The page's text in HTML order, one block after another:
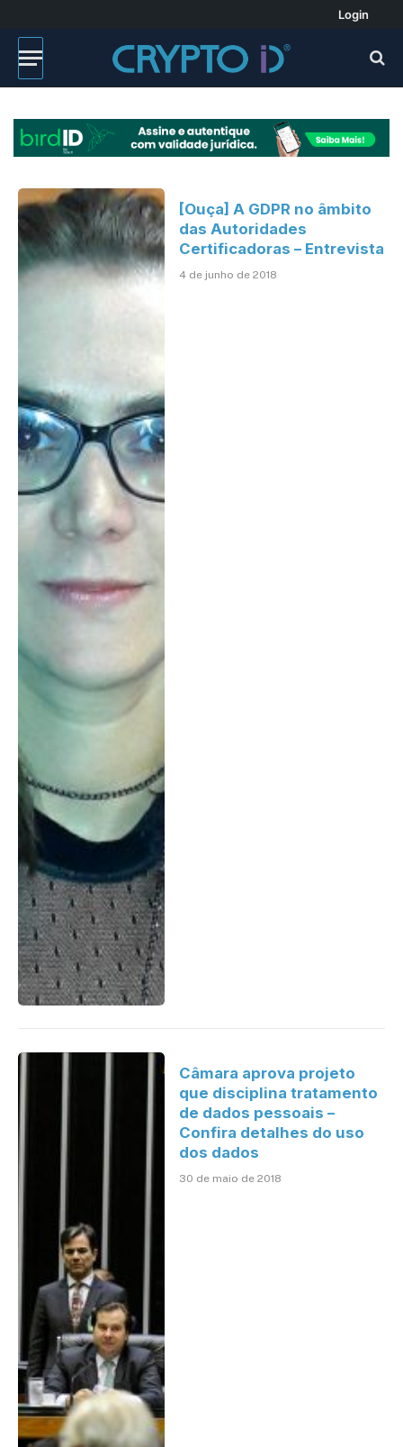
Login
[Ouça] A GDPR no âmbito
das Autoridades
Certificadoras – Entrevista
4 de junho de 2018
Câmara aprova projeto
que disciplina tratamento
de dados pessoais –
Confira detalhes do uso
dos dados
30 de maio de 2018